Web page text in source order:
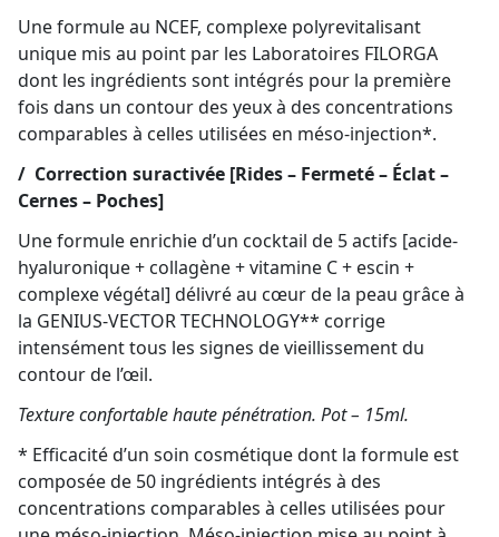
Une formule au NCEF, complexe polyrevitalisant
unique mis au point par les Laboratoires FILORGA
dont les ingrédients sont intégrés pour la première
fois dans un contour des yeux à des concentrations
comparables à celles utilisées en méso-injection*.
/ Correction suractivée [Rides – Fermeté – Éclat –
Cernes – Poches]
Une formule enrichie d’un cocktail de 5 actifs [acide-
hyaluronique + collagène + vitamine C + escin +
complexe végétal] délivré au cœur de la peau grâce à
la GENIUS-VECTOR TECHNOLOGY** corrige
intensément tous les signes de vieillissement du
contour de l’œil.
Texture confortable haute pénétration. Pot – 15ml.
* Efficacité d’un soin cosmétique dont la formule est
composée de 50 ingrédients intégrés à des
concentrations comparables à celles utilisées pour